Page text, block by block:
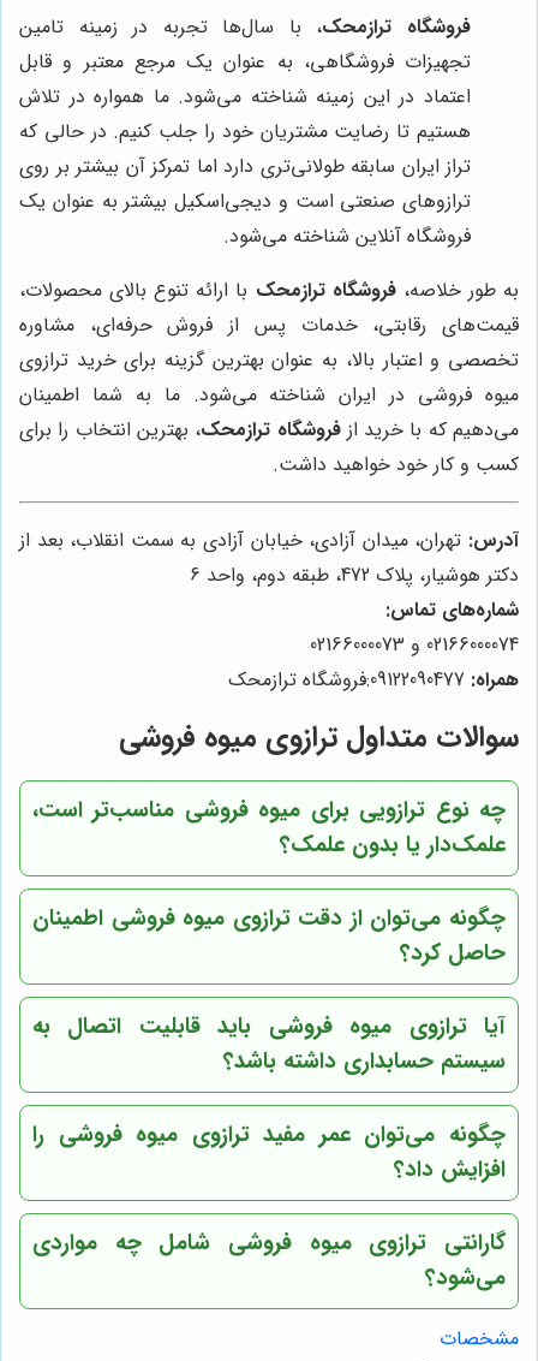
فروشگاه ترازمحک، با سال‌ها تجربه در زمینه تامین
تجهیزات فروشگاهی، به عنوان یک مرجع معتبر و قابل
اعتماد در این زمینه شناخته می‌شود. ما همواره در تلاش
هستیم تا رضایت مشتریان خود را جلب کنیم. در حالی که
تراز ایران سابقه طولانی‌تری دارد اما تمرکز آن بیشتر بر روی
ترازوهای صنعتی است و دیجی‌اسکیل بیشتر به عنوان یک
فروشگاه آنلاین شناخته می‌شود.
به طور خلاصه،فروشگاه ترازمحک با ارائه تنوع بالای محصولات،
قیمت‌های رقابتی، خدمات پس از فروش حرفه‌ای، مشاوره
تخصصی و اعتبار بالا، به عنوان بهترین گزینه برای خرید ترازوی
میوه فروشی در ایران شناخته می‌شود. ما به شما اطمینان
می‌دهیم که با خرید ازفروشگاه ترازمحک، بهترین انتخاب را برای
کسب و کار خود خواهید داشت.
آدرس: تهران، میدان آزادی، خیابان آزادی به سمت انقلاب، بعد از
دکتر هوشیار، پلاک 472، طبقه دوم، واحد 6
شماره‌های تماس:
02166000074 و 02166000073
همراه:
سوالات متداول ترازوی میوه فروشی
چه نوع ترازویی برای میوه فروشی مناسب‌تر است،
علمک‌دار یا بدون علمک؟
چگونه می‌توان از دقت ترازوی میوه فروشی اطمینان
حاصل کرد؟
آیا ترازوی میوه فروشی باید قابلیت اتصال به
سیستم حسابداری داشته باشد؟
چگونه می‌توان عمر مفید ترازوی میوه فروشی را
افزایش داد؟
گارانتی ترازوی میوه فروشی شامل چه مواردی
می‌شود؟
مشخصات